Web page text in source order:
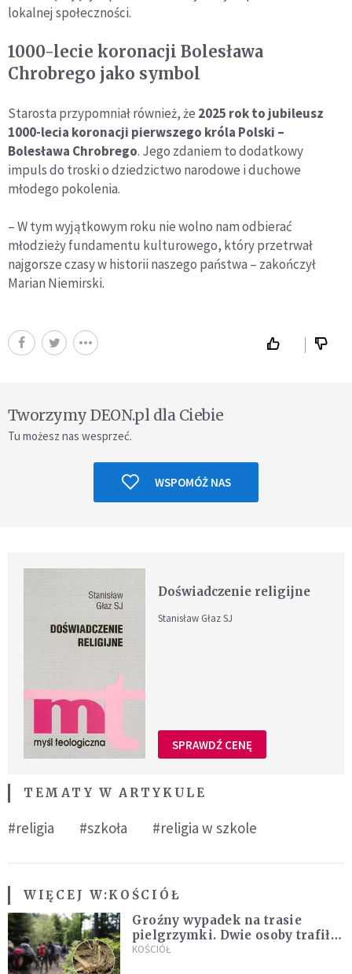
lokalnej społeczności.
1000-lecie koronacji Bolesława
Chrobrego jako symbol
Starosta przypomniał również, że 2025 rok to jubileusz
1000-lecia koronacji pierwszego króla Polski –
Bolesława Chrobrego. Jego zdaniem to dodatkowy
impuls do troski o dziedzictwo narodowe i duchowe
młodego pokolenia.
– W tym wyjątkowym roku nie wolno nam odbierać
młodzieży fundamentu kulturowego, który przetrwał
najgorsze czasy w historii naszego państwa – zakończył
Marian Niemirski.
Tworzymy DEON.pl dla Ciebie
Tu możesz nas wesprzeć.
WSPOMÓŻ NAS
Doświadczenie religijne
Stanisław Głaz SJ
SPRAWDŹ CENĘ
TEMATY W ARTYKULE
#religia #szkoła #religia w szkole
WIĘCEJ W:KOŚCIÓŁ
Groźny wypadek na trasie
pielgrzymki. Dwie osoby trafiły
do szpitala
KOŚCIÓŁ